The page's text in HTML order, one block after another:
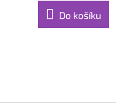
Do košíku